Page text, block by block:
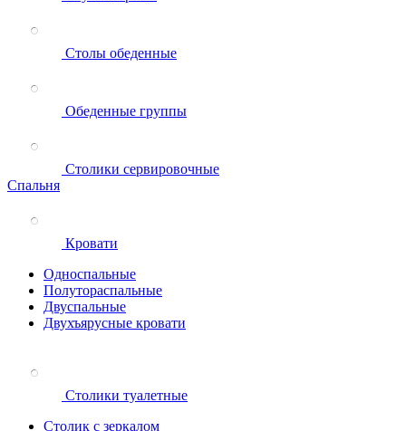
Столы обеденные
Обеденные группы
Столики сервировочные
Спальня
Кровати
Односпальные
Полутораспальные
Двуспальные
Двухъярусные кровати
Столики туалетные
Столик с зеркалом